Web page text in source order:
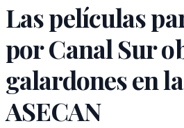
Las películas
por Canal Sur
galardones en
ASECAN